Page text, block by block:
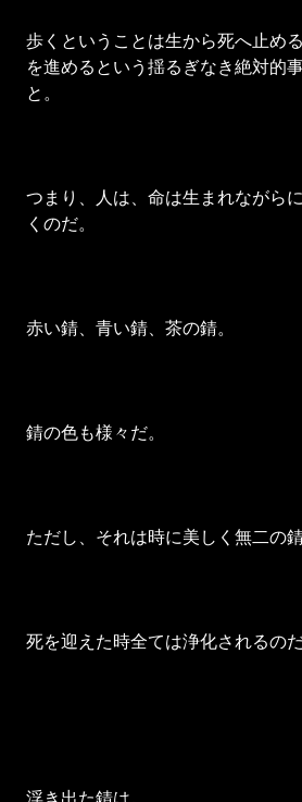
歩くということは生から死へ止め
を進めるという揺るぎなき絶対的
と。
つまり、人は、命は生まれながら
くのだ。
赤い錆、青い錆、茶の錆。
錆の色も様々だ。
ただし、それは時に美しく無二の錆
死を迎えた時全ては浄化されるの